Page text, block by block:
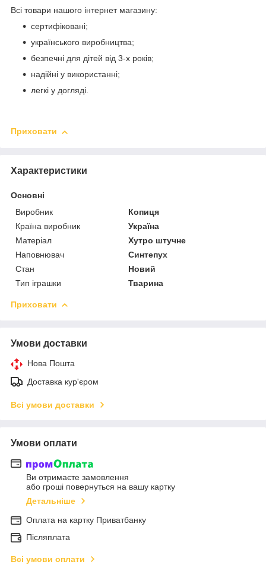
Всі товари нашого інтернет магазину:
сертифіковані;
українського виробництва;
безпечні для дітей від 3-х років;
надійні у використанні;
легкі у догляді.
Приховати
Характеристики
Основні
Виробник
Копиця
Країна виробник
Україна
Матеріал
Хутро штучне
Наповнювач
Синтепух
Стан
Новий
Тип іграшки
Тварина
Приховати
Умови доставки
Нова Пошта
Доставка кур'єром
Всі умови доставки
Умови оплати
Ви отримаєте замовлення
або гроші повернуться на вашу картку
Детальніше
Оплата на картку Приватбанку
Післяплата
Всі умови оплати